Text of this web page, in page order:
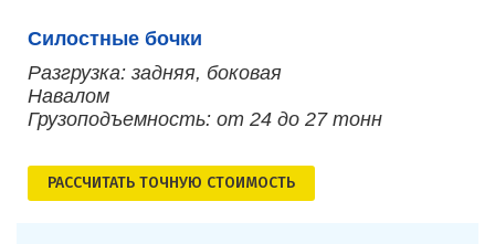
Силостные бочки
Разгрузка: задняя, боковая
Навалом
Грузоподъемность: от 24 до 27 тонн
РАСCЧИТАТЬ ТОЧНУЮ СТОИМОСТЬ